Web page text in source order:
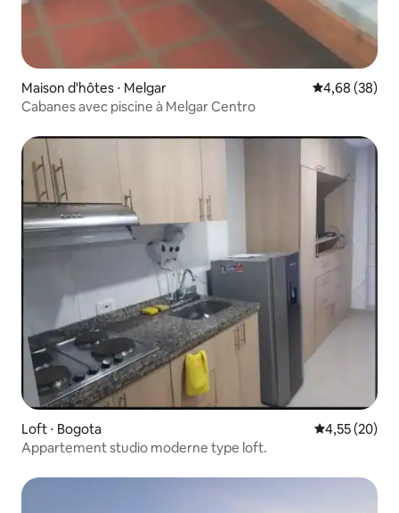
Maison d'hôtes ⋅ Melgar Évaluation
4,68 (38)
Cabanes avec piscine à Melgar Centro
Loft ⋅ Bogota Évaluation
4,55 (20)
Appartement studio moderne type loft.